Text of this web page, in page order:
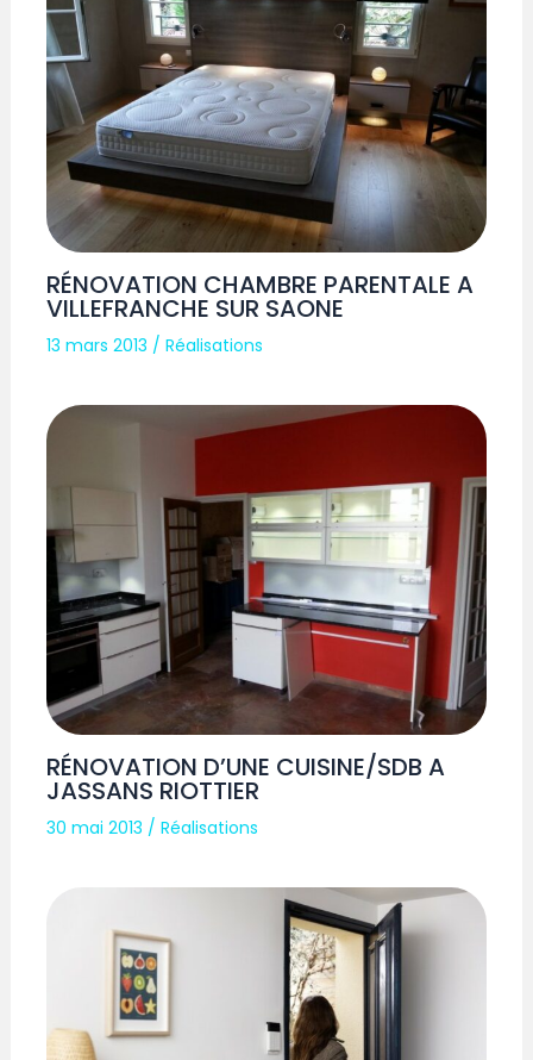
RÉNOVATION CHAMBRE PARENTALE A
VILLEFRANCHE SUR SAONE
13 mars 2013 /Réalisations
RÉNOVATION D’UNE CUISINE/SDB A
JASSANS RIOTTIER
30 mai 2013 /Réalisations